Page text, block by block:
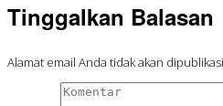
Tinggalkan Balasan
Alamat email Anda tidak akan